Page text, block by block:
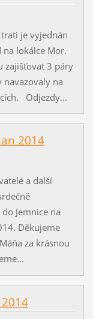
je vyjednán
lokálce Mor.
zajišťovat 3 páry
na
Odjezdy...
2014
a další
Jemnice na
Děkujeme
za krásnou